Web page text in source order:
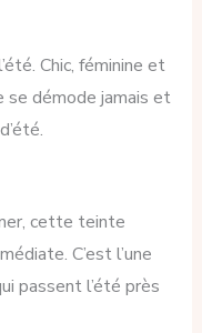
Chic, féminine et
se démode jamais et
cette teinte
C’est l’une
passent l’été près